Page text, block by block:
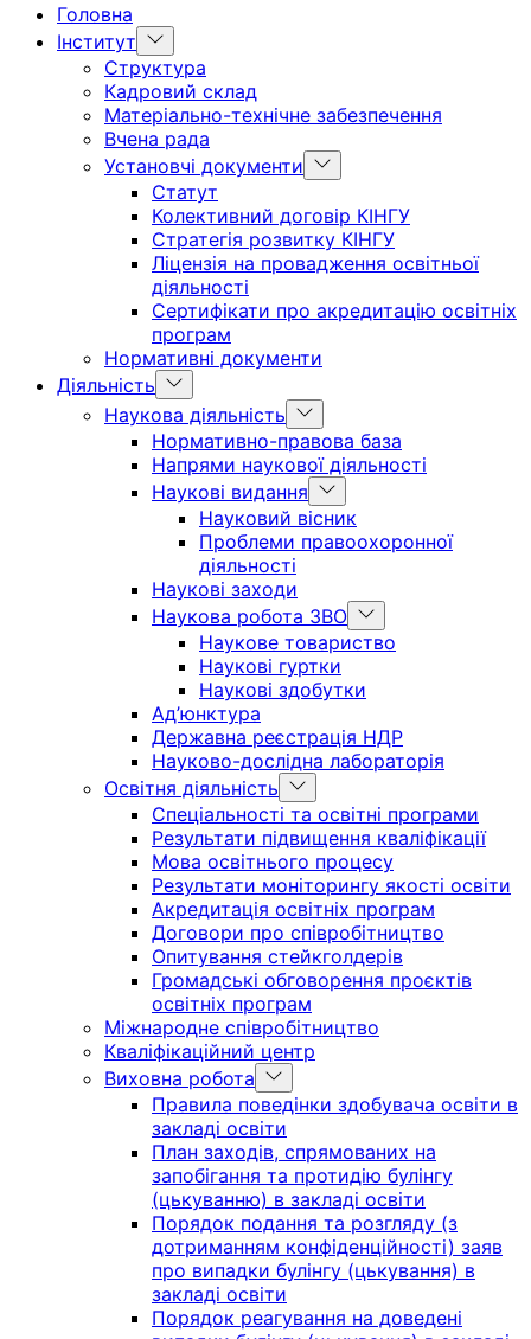
Головна
Інститут
Show
sub
menu
Структура
Кадровий склад
Матеріально-технічне забезпечення
Вчена рада
Установчі документи
Show
sub
Статут
Колективний договір КІНГУ
Стратегія розвитку КІНГУ
Ліцензія на провадження освітньої
діяльності
Сертифікати про акредитацію освітніх
програм
Нормативні документи
Діяльність
Show
sub
menu
Наукова діяльність
Show
sub
menu
Нормативно-правова база
Напрями наукової діяльності
Наукові видання
Show
sub
menu
Науковий вісник
Проблеми правоохоронної
діяльності
Наукові заходи
Наукова робота ЗВО Show
sub
menu
Наукове товариство
Наукові гуртки
Наукові здобутки
Ад’юнктура
Державна реєстрація НДР
Науково-дослідна лабораторія
Освітня діяльність
Show
sub
menu
Спеціальності та освітні програми
Результати підвищення кваліфікації
Мова освітнього процесу
Результати моніторингу якості освіти
Акредитація освітніх програм
Договори про співробітництво
Опитування стейкголдерів
Громадські обговорення проєктів
освітніх програм
Міжнародне співробітництво
Кваліфікаційний центр
Виховна робота
Show
sub
menu
Правила поведінки здобувача освіти в
закладі освіти
План заходів, спрямованих на
запобігання та протидію булінгу
(цькуванню) в закладі освіти
Порядок подання та розгляду (з
дотриманням конфіденційності) заяв
про випадки булінгу (цькування) в
закладі освіти
Порядок реагування на доведені